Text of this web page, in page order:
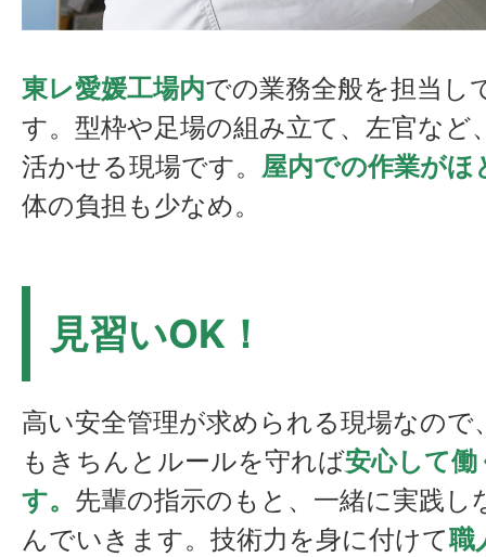
東レ愛媛工場内での業務全般を担当し
す。型枠や足場の組み立て、左官など
活かせる現場です。 屋内での作業がほ
体の負担も少なめ。
見習いOK！
高い安全管理が求められる現場なので
もきちんとルールを守れば安心して
す。 先輩の指示のもと、一緒に実践し
んでいきます。技術力を身に付けて職